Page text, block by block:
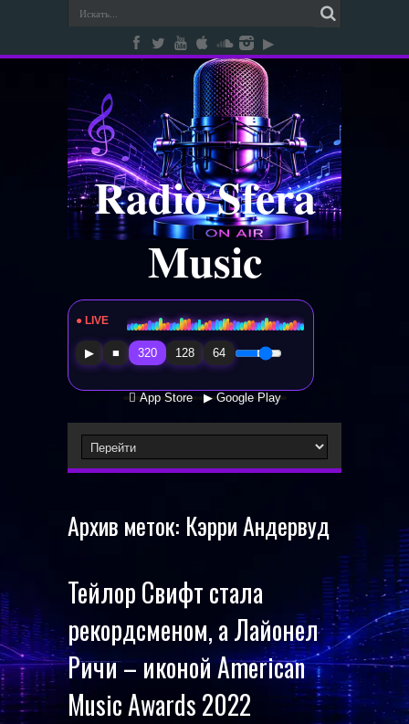
Radio Sfera
Music
● LIVE Radio Sfera Music
▶ ■ 320 128 64
 App Store ▶ Google Play
Архив меток: Кэрри Андервуд
Тейлор Свифт стала
рекордсменом, а Лайонел
Ричи – иконой American
Music Awards 2022